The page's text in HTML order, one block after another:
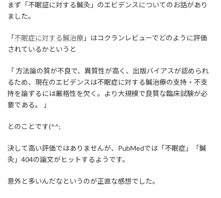
まず「不眠証に対する鍼灸」のエビデンスについてのお話があり
ました。
「不眠症に対する鍼治療 」はコクランレビューでどのように評価
されているかというと
「 方法論の質が不良で、異質性が高く、出版バイアスが認められ
るため、現在のエビデンスは不眠症に対する鍼治療の支持・不支
持を論ずるには厳格性を欠く。より大規模で良質な臨床試験が必
要である。 」
とのことです(^^;
決して高い評価ではありませんが、PubMedでは「不眠症」「鍼
灸」404の論文がヒットするようです。
意外と多いんだなというのが正直な感想でした。